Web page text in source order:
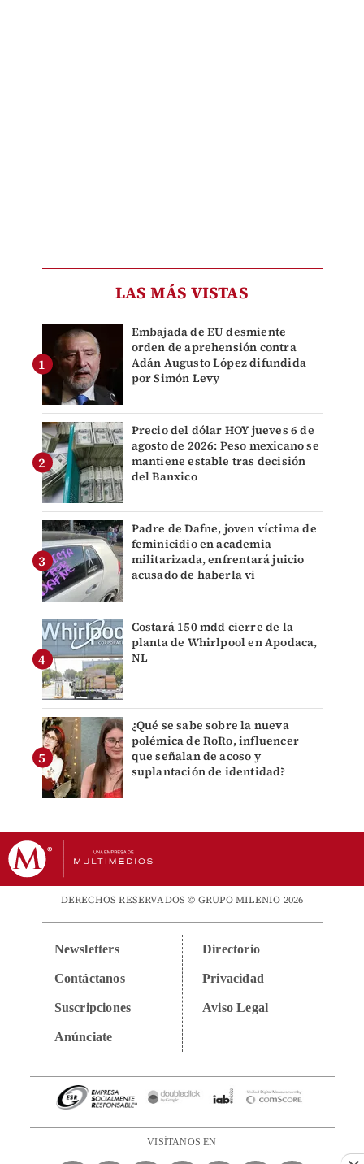
LAS MÁS VISTAS
Embajada de EU desmiente
orden de aprehensión contra
Adán Augusto López difundida
por Simón Levy
Precio del dólar HOY jueves 6 de
agosto de 2026: Peso mexicano se
mantiene estable tras decisión
del Banxico
Padre de Dafne, joven víctima de
feminicidio en academia
militarizada, enfrentará juicio
acusado de haberla vi
Costará 150 mdd cierre de la
planta de Whirlpool en Apodaca,
NL
¿Qué se sabe sobre la nueva
polémica de RoRo, influencer
que señalan de acoso y
suplantación de identidad?
DERECHOS RESERVADOS © GRUPO MILENIO 2026
Newsletters
Contáctanos
Suscripciones
Anúnciate
Directorio
Privacidad
Aviso Legal
VISÍTANOS EN